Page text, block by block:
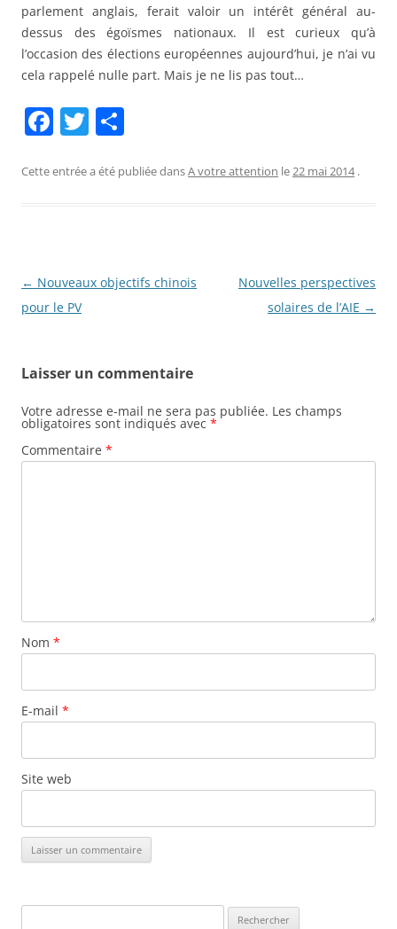
parlement anglais, ferait valoir un intérêt général au-
dessus des égoïsmes nationaux. Il est curieux qu’à
l’occasion des élections européennes aujourd’hui, je n’ai vu
cela rappelé nulle part. Mais je ne lis pas tout…
F
c
o
k
T
itt ta
Cette entrée a été publiée dansA votre attention le22 mai 2014 .
Navigation
des
← Nouveaux objectifs chinois
pour le PV
Nouvelles perspectives
solaires de l’AIE →
Laisser un commentaire
Votre adresse e-mail ne sera pas publiée. Les champs
obligatoires sont indiqués avec *
Commentaire *
Nom *
E-mail *
Site web